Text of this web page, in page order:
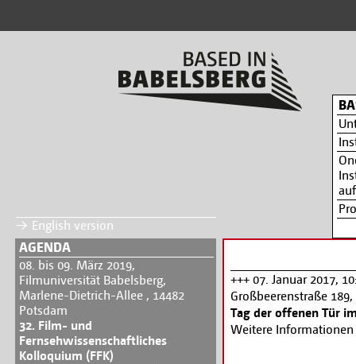
English version
AGENDA
08. bis 09. März 2019,
Filmuniversität Babelsberg,
Marlene-Dietrich-Allee , 14482
Potsdam
32. Film- und
Fernsehwissenschaftliches
Kolloquium (FFK)
+++ 07. Januar 2017,
Großbeerenstraße
Tag der offenen Tür
Weitere